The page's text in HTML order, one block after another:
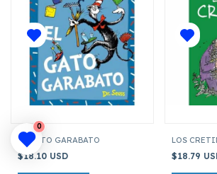
EL GATO GARABATO
$18.10 USD
LOS
$18.79
0